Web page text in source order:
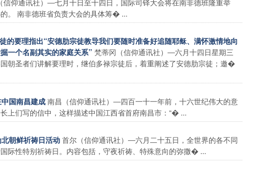
。 南非德班省负责大会的具体筹� ...
的要理指出“安德肋宗徒教导我们要随时准备好追随耶稣、满怀激情地向
一个名副其实的家庭关系” 梵蒂冈（信仰通讯社）―六月十四日星期三
朝圣者们讲解要理时，继伯多禄宗徒后，着重阐述了安德肋宗徒；邀�
国南昌建成南昌（信仰通讯社）―四百一十一年前，十六世纪伟大的意
上们写的信中，这样描述中国江西省首府南昌市：“� ...
朝鲜祈祷日活动首尔（信仰通讯社）―六月二十五日，全世界的各不同
际性特别祈祷日。内容包括，守夜祈祷、特殊意向的弥撒� ...